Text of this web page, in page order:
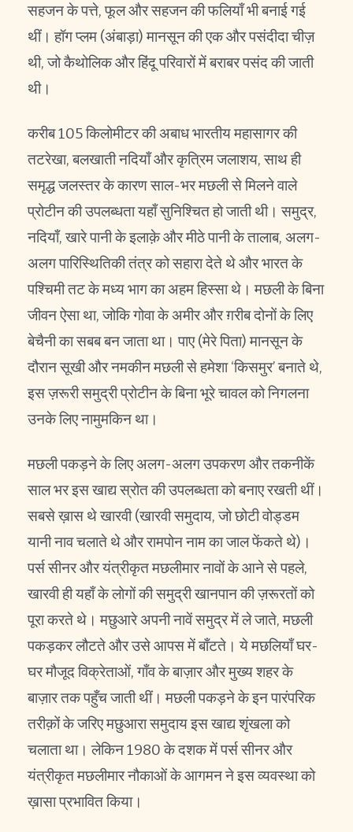
सहजन के पत्ते, फूल और सहजन की फलियाँ भी बनाई गई
थीं। हॉग प्लम (अंबाड़ा) मानसून की एक और पसंदीदा चीज़
थी, जो कैथोलिक और हिंदू परिवारों में बराबर पसंद की जाती
थी।
करीब 105 किलोमीटर की अबाध भारतीय महासागर की
तटरेखा, बलखाती नदियाँ और कृत्रिम जलाशय, साथ ही
समृद्ध जलस्तर के कारण साल-भर मछली से मिलने वाले
प्रोटीन की उपलब्धता यहाँ सुनिश्चित हो जाती थी। समुद्र,
नदियाँ, खारे पानी के इलाक़े और मीठे पानी के तालाब, अलग-
अलग पारिस्थितिकी तंत्र को सहारा देते थे और भारत के
पश्चिमी तट के मध्य भाग का अहम हिस्सा थे। मछली के बिना
जीवन ऐसा था, जोकि गोवा के अमीर और ग़रीब दोनों के लिए
बेचैनी का सबब बन जाता था। पाए (मेरे पिता) मानसून के
दौरान सूखी और नमकीन मछली से हमेशा ‘किसमुर’ बनाते थे,
इस ज़रूरी समुद्री प्रोटीन के बिना भूरे चावल को निगलना
उनके लिए नामुमकिन था।
मछली पकड़ने के लिए अलग-अलग उपकरण और तकनीकें
साल भर इस खाद्य स्रोत की उपलब्धता को बनाए रखती थीं।
सबसे ख़ास थे खारवी (खारवी समुदाय, जो छोटी वोड्डम
यानी नाव चलाते थे और रामपोन नाम का जाल फेंकते थे)।
पर्स सीनर और यंत्रीकृत मछलीमार नावों के आने से पहले,
खारवी ही यहाँ के लोगों की समुद्री खानपान की ज़रूरतों को
पूरा करते थे। मछुआरे अपनी नावें समुद्र में ले जाते, मछली
पकड़कर लौटते और उसे आपस में बाँटते। ये मछलियाँ घर-
घर मौजूद विक्रेताओं, गाँव के बाज़ार और मुख्य शहर के
बाज़ार तक पहुँच जाती थीं। मछली पकड़ने के इन पारंपरिक
तरीक़ों के जरिए मछुआरा समुदाय इस खाद्य शृंखला को
चलाता था। लेकिन 1980 के दशक में पर्स सीनर और
यंत्रीकृत मछलीमार नौकाओं के आगमन ने इस व्यवस्था को
ख़ासा प्रभावित किया।